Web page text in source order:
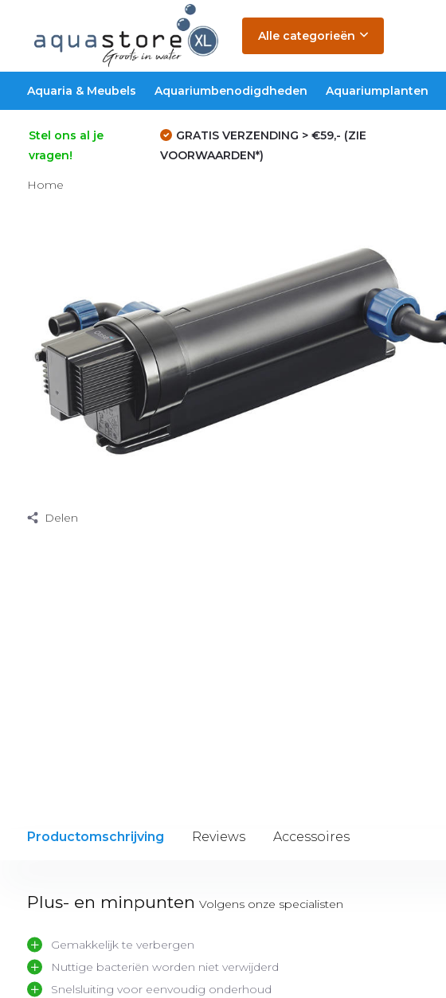
Alle categorieën
Aquaria & Meubels Aquariumbenodigdheden Aquariumplanten
Stel ons al je
vragen!
GRATIS VERZENDING > €59,- (ZIE
VOORWAARDEN*)
Home
Delen
Productomschrijving Reviews Accessoires
Plus- en minpunten Volgens onze specialisten
Gemakkelijk te verbergen
Nuttige bacteriën worden niet verwijderd
Snelsluiting voor eenvoudig onderhoud